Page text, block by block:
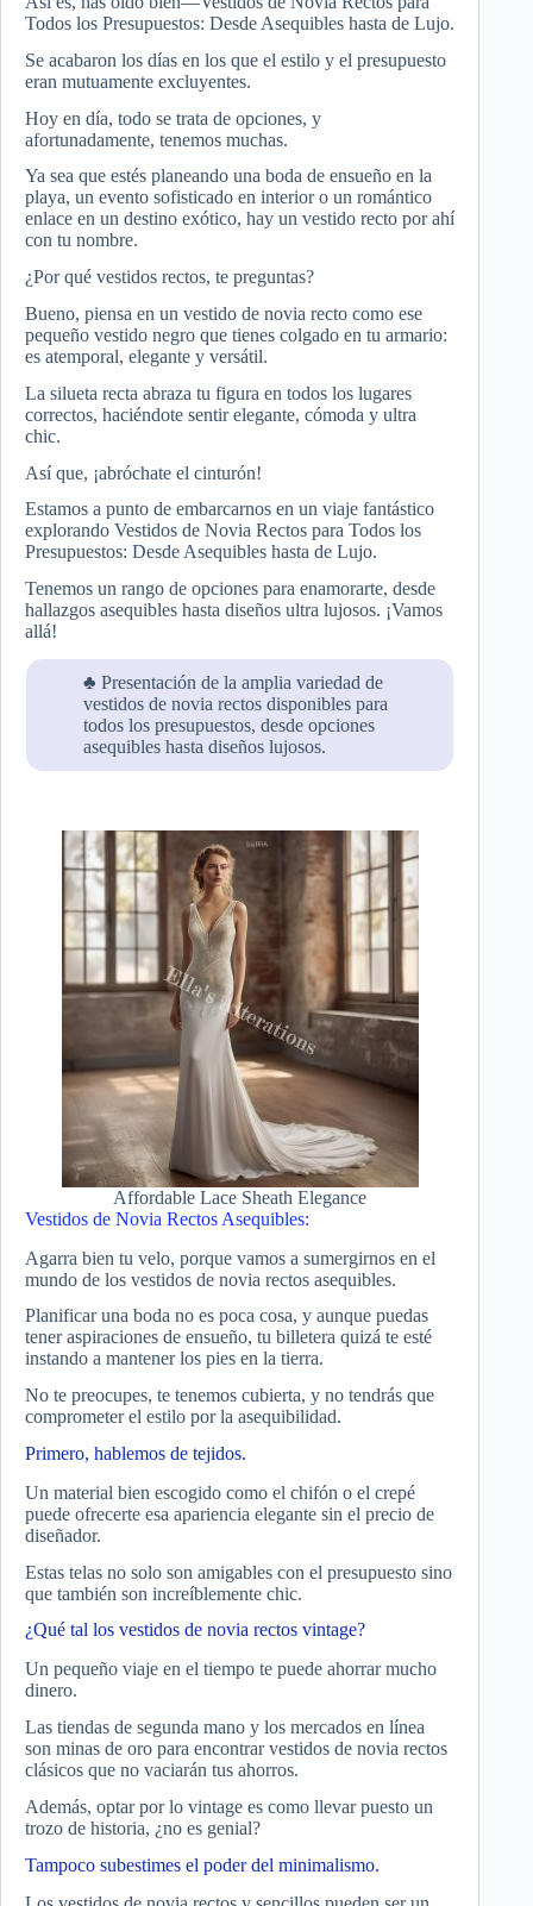
Todos los Presupuestos: Desde Asequibles hasta de Lujo.
Se acabaron los días en los que el estilo y el presupuesto
eran mutuamente excluyentes.
Hoy en día, todo se trata de opciones, y
afortunadamente, tenemos muchas.
Ya sea que estés planeando una boda de ensueño en la
playa, un evento sofisticado en interior o un romántico
enlace en un destino exótico, hay un vestido recto por ahí
con tu nombre.
¿Por qué vestidos rectos, te preguntas?
Bueno, piensa en un vestido de novia recto como ese
pequeño vestido negro que tienes colgado en tu armario:
es atemporal, elegante y versátil.
La silueta recta abraza tu figura en todos los lugares
correctos, haciéndote sentir elegante, cómoda y ultra
chic.
Así que, ¡abróchate el cinturón!
Estamos a punto de embarcarnos en un viaje fantástico
explorando Vestidos de Novia Rectos para Todos los
Presupuestos: Desde Asequibles hasta de Lujo.
Tenemos un rango de opciones para enamorarte, desde
hallazgos asequibles hasta diseños ultra lujosos. ¡Vamos
allá!
♣ Presentación de la amplia variedad de
vestidos de novia rectos disponibles para
todos los presupuestos, desde opciones
asequibles hasta diseños lujosos.
Affordable Lace Sheath Elegance
Vestidos de Novia Rectos Asequibles:
Agarra bien tu velo, porque vamos a sumergirnos en el
mundo de los vestidos de novia rectos asequibles.
Planificar una boda no es poca cosa, y aunque puedas
tener aspiraciones de ensueño, tu billetera quizá te esté
instando a mantener los pies en la tierra.
No te preocupes, te tenemos cubierta, y no tendrás que
comprometer el estilo por la asequibilidad.
Primero, hablemos de tejidos.
Un material bien escogido como el chifón o el crepé
puede ofrecerte esa apariencia elegante sin el precio de
diseñador.
Estas telas no solo son amigables con el presupuesto sino
que también son increíblemente chic.
¿Qué tal los vestidos de novia rectos vintage?
Un pequeño viaje en el tiempo te puede ahorrar mucho
dinero.
Las tiendas de segunda mano y los mercados en línea
son minas de oro para encontrar vestidos de novia rectos
clásicos que no vaciarán tus ahorros.
Además, optar por lo vintage es como llevar puesto un
trozo de historia, ¿no es genial?
Tampoco subestimes el poder del minimalismo.